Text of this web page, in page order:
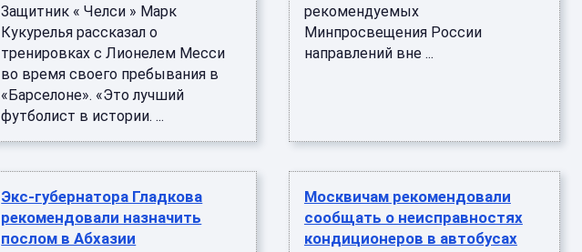
Защитник « Челси » Марк
Кукурелья рассказал о
тренировках с Лионелем Месси
во время своего пребывания в
«Барселоне». «Это лучший
футболист в истории. ...
рекомендуемых
Минпросвещения России
направлений вне ...
Экс-губернатора Гладкова
рекомендовали назначить
послом в Абхазии
Москвичам рекомендовали
сообщать о неисправностях
кондиционеров в автобусах